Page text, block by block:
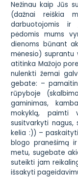
Nežinau kaip Jūs
(dažnai reiškia
darbuotojomis ir
pėdomis mums
dienoms būnant
mėnesio)
atitinka Mažojo
nulenkti žemai
gebate: –
rūpyboje
gaminimas,
mokyklą, paimti
susitvarkyti nagus,
kelia :)) –
blogo pranešimą
metu, sugebate
suteikti jam
išsakyti